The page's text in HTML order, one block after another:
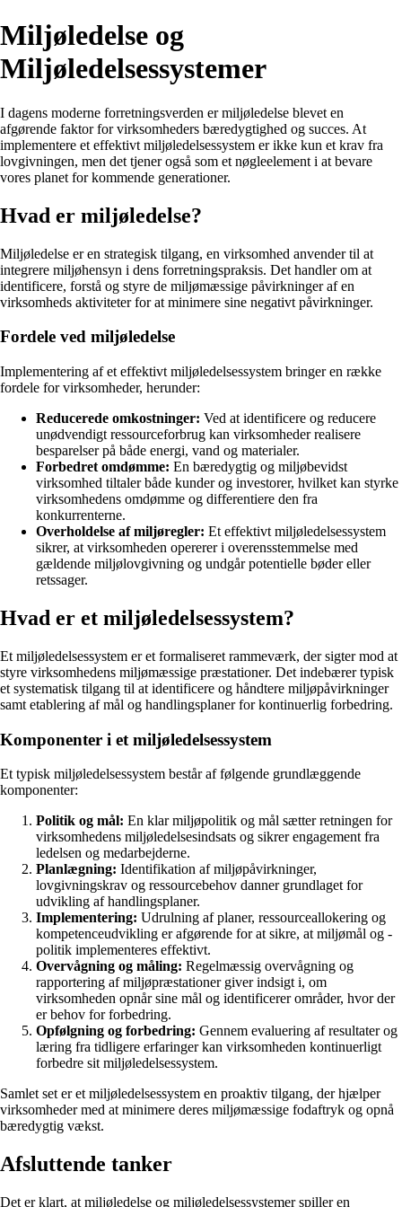
Miljøledelse og
Miljøledelsessystemer
I dagens moderne forretningsverden er miljøledelse blevet en
afgørende faktor for virksomheders bæredygtighed og succes. At
implementere et effektivt miljøledelsessystem er ikke kun et krav fra
lovgivningen, men det tjener også som et nøgleelement i at bevare
vores planet for kommende generationer.
Hvad er miljøledelse?
Miljøledelse er en strategisk tilgang, en virksomhed anvender til at
integrere miljøhensyn i dens forretningspraksis. Det handler om at
identificere, forstå og styre de miljømæssige påvirkninger af en
virksomheds aktiviteter for at minimere sine negativt påvirkninger.
Fordele ved miljøledelse
Implementering af et effektivt miljøledelsessystem bringer en række
fordele for virksomheder, herunder:
Reducerede omkostninger: Ved at identificere og reducere
unødvendigt ressourceforbrug kan virksomheder realisere
besparelser på både energi, vand og materialer.
Forbedret omdømme: En bæredygtig og miljøbevidst
virksomhed tiltaler både kunder og investorer, hvilket kan styrke
virksomhedens omdømme og differentiere den fra
konkurrenterne.
Overholdelse af miljøregler: Et effektivt miljøledelsessystem
sikrer, at virksomheden opererer i overensstemmelse med
gældende miljølovgivning og undgår potentielle bøder eller
retssager.
Hvad er et miljøledelsessystem?
Et miljøledelsessystem er et formaliseret rammeværk, der sigter mod at
styre virksomhedens miljømæssige præstationer. Det indebærer typisk
et systematisk tilgang til at identificere og håndtere miljøpåvirkninger
samt etablering af mål og handlingsplaner for kontinuerlig forbedring.
Komponenter i et miljøledelsessystem
Et typisk miljøledelsessystem består af følgende grundlæggende
komponenter:
Politik og mål: En klar miljøpolitik og mål sætter retningen for
virksomhedens miljøledelsesindsats og sikrer engagement fra
ledelsen og medarbejderne.
Planlægning: Identifikation af miljøpåvirkninger,
lovgivningskrav og ressourcebehov danner grundlaget for
udvikling af handlingsplaner.
Implementering: Udrulning af planer, ressourceallokering og
kompetenceudvikling er afgørende for at sikre, at miljømål og -
politik implementeres effektivt.
Overvågning og måling: Regelmæssig overvågning og
rapportering af miljøpræstationer giver indsigt i, om
virksomheden opnår sine mål og identificerer områder, hvor der
er behov for forbedring.
Opfølgning og forbedring: Gennem evaluering af resultater og
læring fra tidligere erfaringer kan virksomheden kontinuerligt
forbedre sit miljøledelsessystem.
Samlet set er et miljøledelsessystem en proaktiv tilgang, der hjælper
virksomheder med at minimere deres miljømæssige fodaftryk og opnå
bæredygtig vækst.
Afsluttende tanker
Det er klart, at miljøledelse og miljøledelsessystemer spiller en